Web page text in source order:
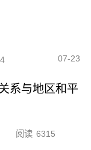
07-23
系与地区和平
阅读 6315